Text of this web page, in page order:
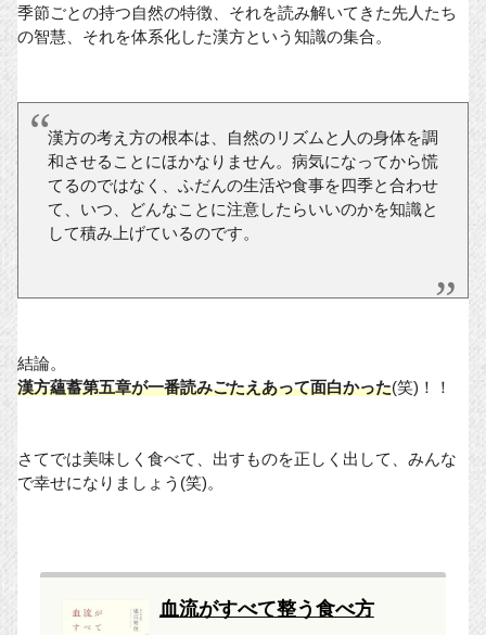
季節ごとの持つ自然の特徴、それを読み解いてきた先人たち
の智慧、それを体系化した漢方という知識の集合。
漢方の考え方の根本は、自然のリズムと人の身体を調
和させることにほかなりません。病気になってから慌
てるのではなく、ふだんの生活や食事を四季と合わせ
て、いつ、どんなことに注意したらいいのかを知識と
して積み上げているのです。
結論。
漢方蘊蓄第五章が一番読みごたえあって面白かった(笑)！！
さてでは美味しく食べて、出すものを正しく出して、みんな
で幸せになりましょう(笑)。
血流がすべて整う食べ方